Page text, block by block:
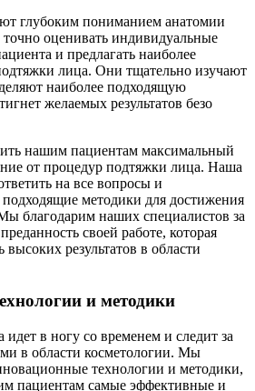
глубоким пониманием анатомии
оценивать индивидуальные
и предлагать наиболее
лица. Они тщательно изучают
наиболее подходящую
желаемых результатов безо
нашим пациентам максимальный
от процедур подтяжки лица. Наша
на все вопросы и
подходящие методики для достижения
благодарим наших специалистов за
своей работе, которая
высоких результатов в области
и методики
в ногу со временем и следит за
в области косметологии. Мы
технологии и методики,
пациентам самые эффективные и